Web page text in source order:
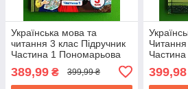
Українська мова та
читання 3 клас Підручник
Частина 1 Пономарьова
389,99 ₴ 399,99 ₴
Читання
399,98